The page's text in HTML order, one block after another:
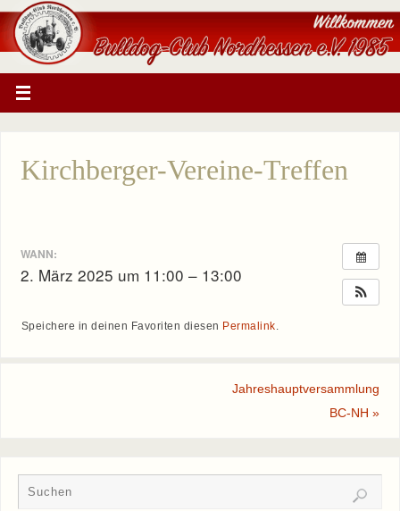
Kirchberger-Vereine-Treffen
WANN:
2. März 2025 um 11:00 – 13:00
Speichere in deinen Favoriten diesen Permalink.
Jahreshauptversammlung
BC-NH»